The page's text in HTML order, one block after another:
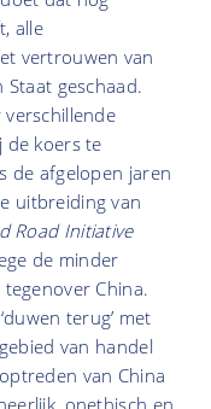
alle
vertrouwen van
Staat geschaad.
de koers te
de afgelopen jaren
uitbreiding van
Road Initiative
de minder
China.
terug’ met
van handel
van China